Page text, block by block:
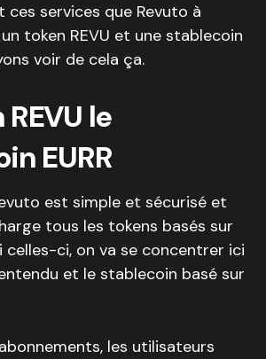
ces services que Revuto à
token REVU et une stablecoin
voir de cela ça.
le
EURR
est simple et sécurisé et
tous les tokens basés sur
celles-ci, on va se concentrer ici
et le stablecoin basé sur
les utilisateurs